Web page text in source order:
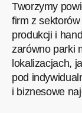
Tworzymy
firm z
produkcji i
zarówno parki
lokalizacjach,
pod
i biznesowe